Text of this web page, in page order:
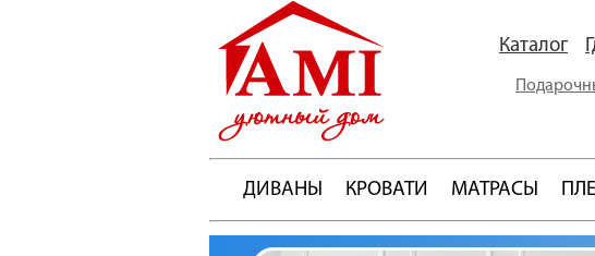
Каталог
ДИВАНЫ КРОВАТИ МАТРАСЫ